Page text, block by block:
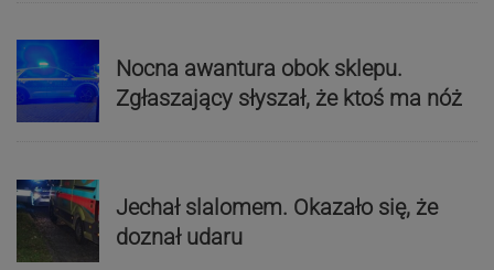
Nocna awantura obok sklepu.
Zgłaszający słyszał, że ktoś ma nóż
Jechał slalomem. Okazało się, że
doznał udaru